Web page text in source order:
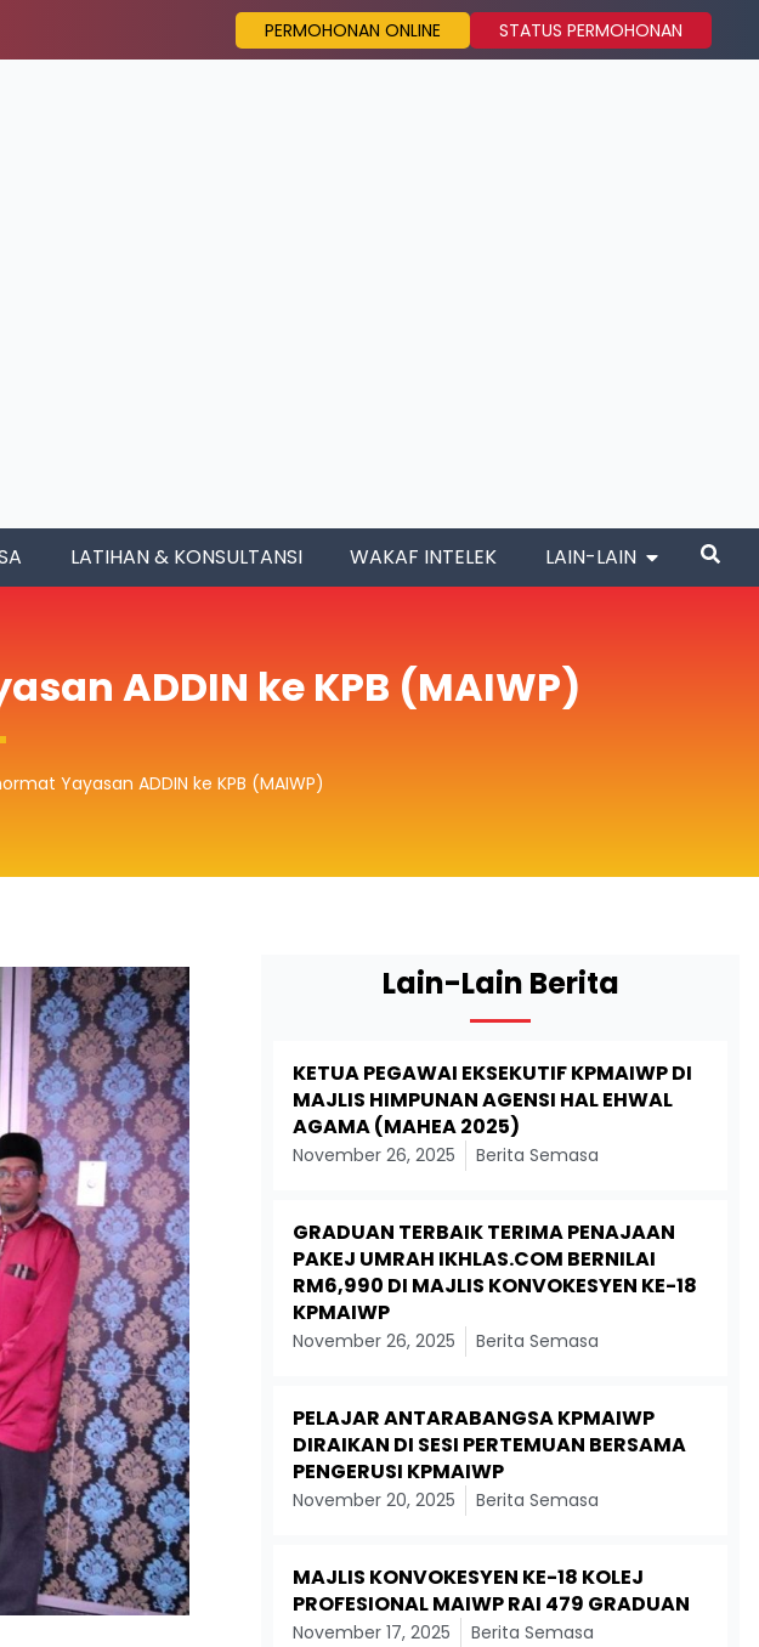
PERMOHONAN ONLINE STATUS PERMOHONAN
LATIHAN & KONSULTANSI WAKAF INTELEK LAIN-LAIN
ADDIN ke KPB (MAIWP)
Yayasan ADDIN ke KPB (MAIWP)
Lain-Lain Berita
KETUA PEGAWAI EKSEKUTIF KPMAIWP DI
MAJLIS HIMPUNAN AGENSI HAL EHWAL
AGAMA (MAHEA 2025)
November 26, 2025 Berita Semasa
GRADUAN TERBAIK TERIMA PENAJAAN
PAKEJ UMRAH IKHLAS.COM BERNILAI
RM6,990 DI MAJLIS KONVOKESYEN KE-18
KPMAIWP
November 26, 2025 Berita Semasa
PELAJAR ANTARABANGSA KPMAIWP
DIRAIKAN DI SESI PERTEMUAN BERSAMA
PENGERUSI KPMAIWP
November 20, 2025 Berita Semasa
MAJLIS KONVOKESYEN KE-18 KOLEJ
PROFESIONAL MAIWP RAI 479 GRADUAN
November 17, 2025 Berita Semasa